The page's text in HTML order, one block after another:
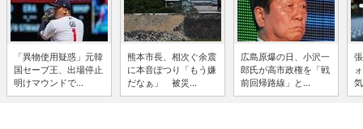
「異物使用疑惑」元韓
国セーブ王、出場停止
明けマウンドで...
熊本市長、相次ぐ余震
に本音ぽつり「もう嫌
だなぁ」 被災...
広島原爆の日、小沢一
郎氏が高市政権を「戦
前回帰路線」と...